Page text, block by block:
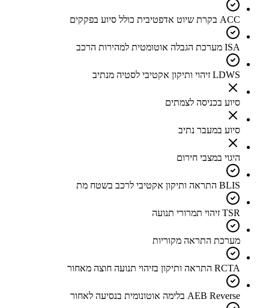
ACC בקרת שיוט אדפטיבית כולל סיוע בפקקים
ISA מערכת הגבלה אוטומטית למהירות הרכב
LDWS זיהוי ותיקון אקטיבי לסטיה מנתיב
סיוע בכניסה לצמתים
סיוע במעבר נתיב
היגוי במצבי חירום
BLIS התראה ותיקון אקטיבי לרכב בשטח מת
TSR זיהוי תמרורי תנועה
מערכת התראה מקוריות
RCTA התראה ותיקון בזיהוי תנועה חוצה מאחור
AEB Reverse בלימה אוטונומית בנסיעה לאחור